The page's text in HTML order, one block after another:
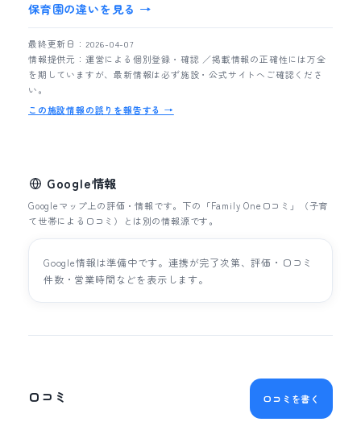
保育園の違いを見る →
最終更新日：2026-04-07
情報提供元：運営による個別登録・確認 ／掲載情報の正確性には万全
を期していますが、最新情報は必ず施設・公式サイトへご確認くださ
い。
この施設情報の誤りを報告する →
Google情報
Googleマップ上の評価・情報です。下の「Family One口コミ」（子育
て世帯による口コミ）とは別の情報源です。
Google情報は準備中です。連携が完了次第、評価・口コミ
件数・営業時間などを表示します。
口コミ 口コミを書く